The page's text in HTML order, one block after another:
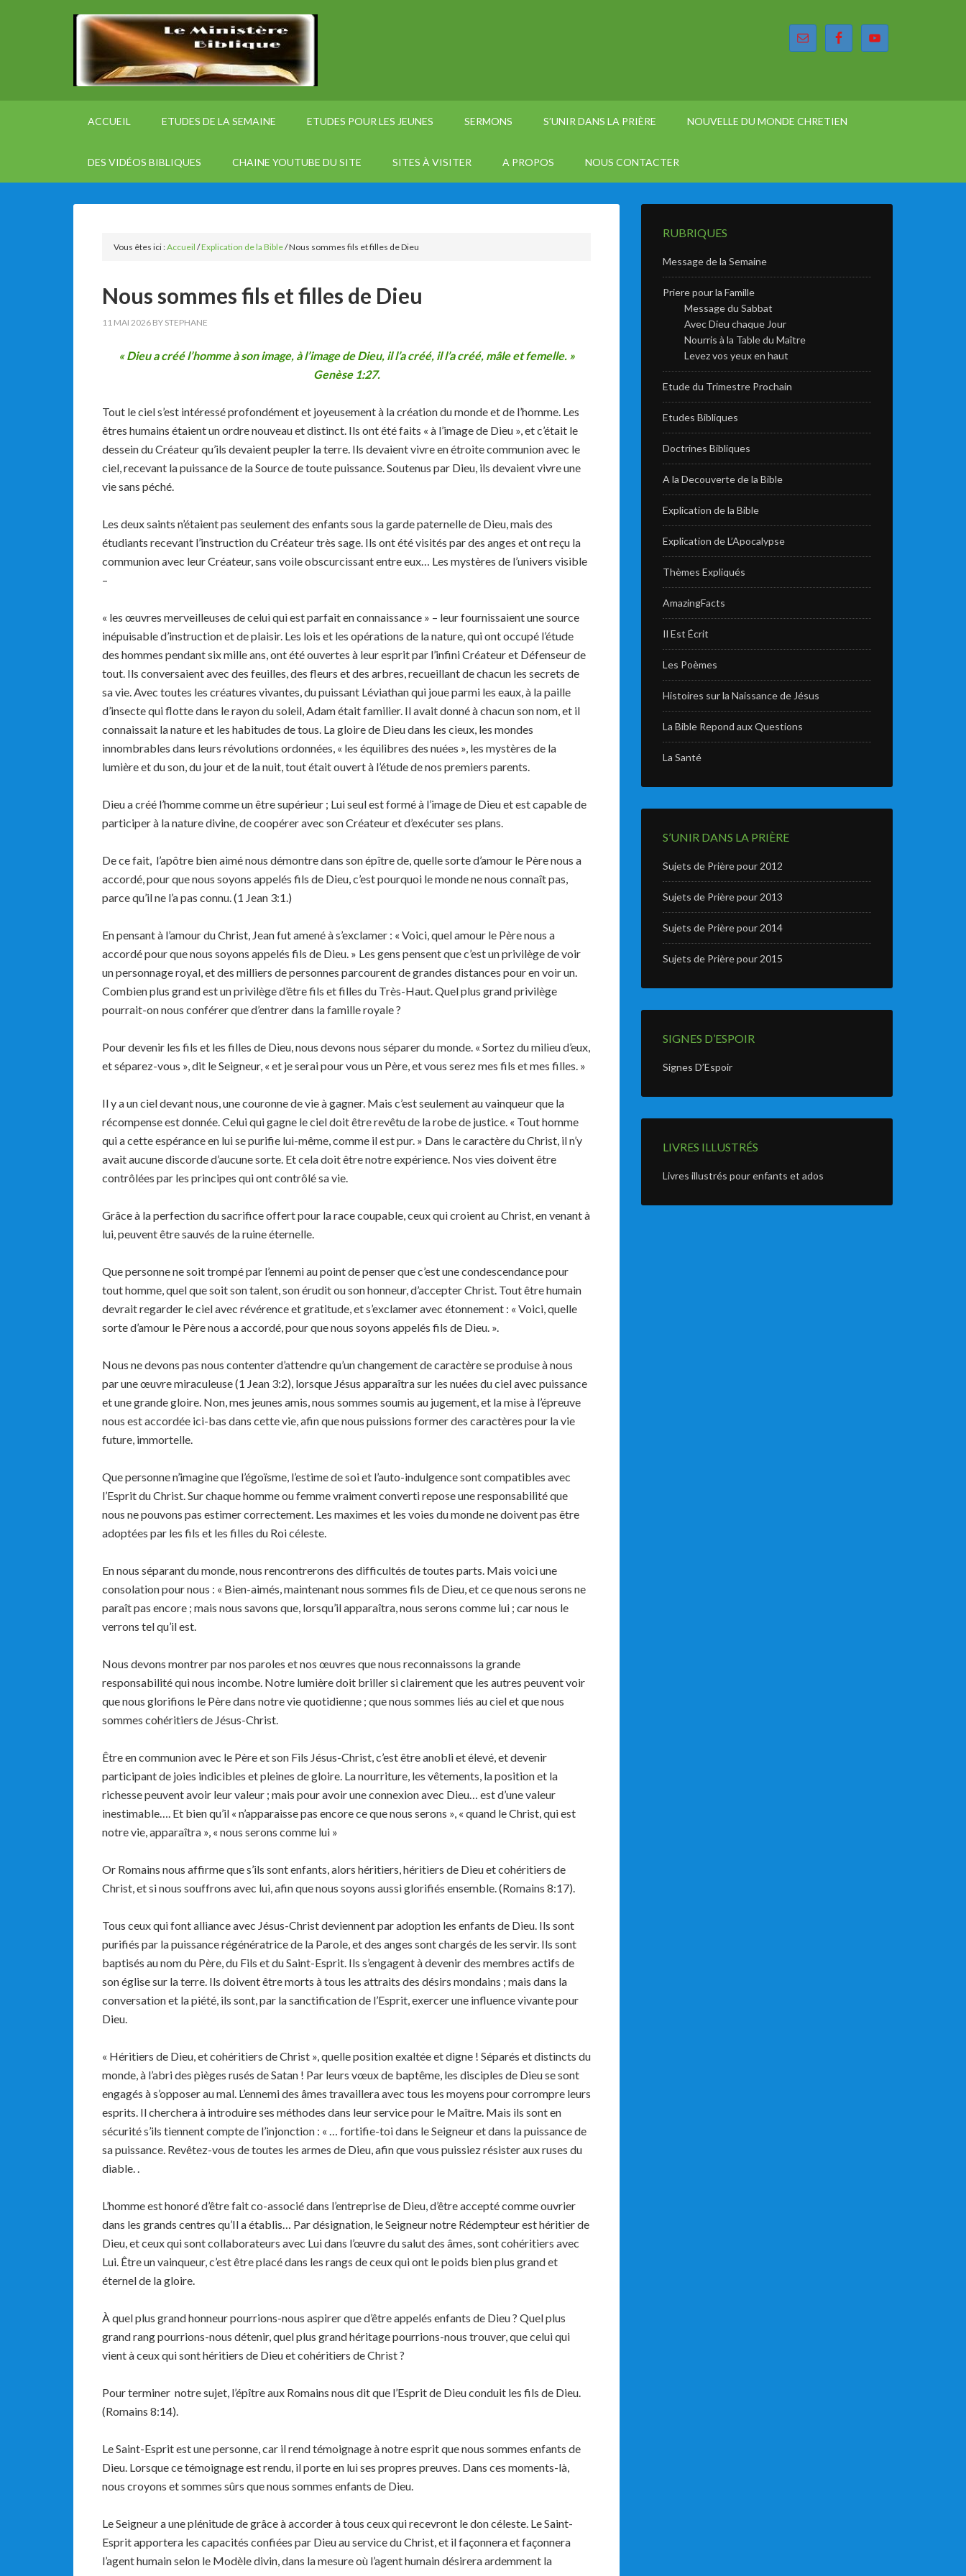
ACCUEIL ETUDES DE LA SEMAINE ETUDES POUR LES JEUNES SERMONS S’UNIR DANS LA PRIÈRE NOUVELLE DU MONDE CHRETIEN
DES VIDÉOS BIBLIQUES CHAINE YOUTUBE DU SITE SITES À VISITER A PROPOS NOUS CONTACTER
Vous êtes ici :Accueil /Explication de la Bible/Nous sommes fils et filles de Dieu
Nous sommes fils et filles de Dieu
11 MAI 2026 BY STEPHANE
« Dieu a créé l’homme à son image, à l’image de Dieu, il l’a créé, il l’a créé, mâle et femelle. »
Genèse 1:27.
Tout le ciel s’est intéressé profondément et joyeusement à la création du monde et de l’homme. Les
êtres humains étaient un ordre nouveau et distinct. Ils ont été faits « à l’image de Dieu », et c’était le
dessein du Créateur qu’ils devaient peupler la terre. Ils devaient vivre en étroite communion avec le
ciel, recevant la puissance de la Source de toute puissance. Soutenus par Dieu, ils devaient vivre une
vie sans péché.
Les deux saints n’étaient pas seulement des enfants sous la garde paternelle de Dieu, mais des
étudiants recevant l’instruction du Créateur très sage. Ils ont été visités par des anges et ont reçu la
communion avec leur Créateur, sans voile obscurcissant entre eux… Les mystères de l’univers visible
–
« les œuvres merveilleuses de celui qui est parfait en connaissance » – leur fournissaient une source
inépuisable d’instruction et de plaisir. Les lois et les opérations de la nature, qui ont occupé l’étude
des hommes pendant six mille ans, ont été ouvertes à leur esprit par l’infini Créateur et Défenseur de
tout. Ils conversaient avec des feuilles, des fleurs et des arbres, recueillant de chacun les secrets de
sa vie. Avec toutes les créatures vivantes, du puissant Léviathan qui joue parmi les eaux, à la paille
d’insecte qui flotte dans le rayon du soleil, Adam était familier. Il avait donné à chacun son nom, et il
connaissait la nature et les habitudes de tous. La gloire de Dieu dans les cieux, les mondes
innombrables dans leurs révolutions ordonnées, « les équilibres des nuées », les mystères de la
lumière et du son, du jour et de la nuit, tout était ouvert à l’étude de nos premiers parents.
Dieu a créé l’homme comme un être supérieur ; Lui seul est formé à l’image de Dieu et est capable de
participer à la nature divine, de coopérer avec son Créateur et d’exécuter ses plans.
De ce fait, l’apôtre bien aimé nous démontre dans son épître de, quelle sorte d’amour le Père nous a
accordé, pour que nous soyons appelés fils de Dieu, c’est pourquoi le monde ne nous connaît pas,
parce qu’il ne l’a pas connu. (1 Jean 3:1.)
En pensant à l’amour du Christ, Jean fut amené à s’exclamer : « Voici, quel amour le Père nous a
accordé pour que nous soyons appelés fils de Dieu. » Les gens pensent que c’est un privilège de voir
un personnage royal, et des milliers de personnes parcourent de grandes distances pour en voir un.
Combien plus grand est un privilège d’être fils et filles du Très-Haut. Quel plus grand privilège
pourrait-on nous conférer que d’entrer dans la famille royale ?
Pour devenir les fils et les filles de Dieu, nous devons nous séparer du monde. « Sortez du milieu d’eux,
et séparez-vous », dit le Seigneur, « et je serai pour vous un Père, et vous serez mes fils et mes filles. »
Il y a un ciel devant nous, une couronne de vie à gagner. Mais c’est seulement au vainqueur que la
récompense est donnée. Celui qui gagne le ciel doit être revêtu de la robe de justice. « Tout homme
qui a cette espérance en lui se purifie lui-même, comme il est pur. » Dans le caractère du Christ, il n’y
avait aucune discorde d’aucune sorte. Et cela doit être notre expérience. Nos vies doivent être
contrôlées par les principes qui ont contrôlé sa vie.
Grâce à la perfection du sacrifice offert pour la race coupable, ceux qui croient au Christ, en venant à
lui, peuvent être sauvés de la ruine éternelle.
Que personne ne soit trompé par l’ennemi au point de penser que c’est une condescendance pour
tout homme, quel que soit son talent, son érudit ou son honneur, d’accepter Christ. Tout être humain
devrait regarder le ciel avec révérence et gratitude, et s’exclamer avec étonnement : « Voici, quelle
sorte d’amour le Père nous a accordé, pour que nous soyons appelés fils de Dieu. ».
Nous ne devons pas nous contenter d’attendre qu’un changement de caractère se produise à nous
par une œuvre miraculeuse (1 Jean 3:2), lorsque Jésus apparaîtra sur les nuées du ciel avec puissance
et une grande gloire. Non, mes jeunes amis, nous sommes soumis au jugement, et la mise à l’épreuve
nous est accordée ici-bas dans cette vie, afin que nous puissions former des caractères pour la vie
future, immortelle.
Que personne n’imagine que l’égoïsme, l’estime de soi et l’auto-indulgence sont compatibles avec
l’Esprit du Christ. Sur chaque homme ou femme vraiment converti repose une responsabilité que
nous ne pouvons pas estimer correctement. Les maximes et les voies du monde ne doivent pas être
adoptées par les fils et les filles du Roi céleste.
En nous séparant du monde, nous rencontrerons des difficultés de toutes parts. Mais voici une
consolation pour nous : « Bien-aimés, maintenant nous sommes fils de Dieu, et ce que nous serons ne
paraît pas encore ; mais nous savons que, lorsqu’il apparaîtra, nous serons comme lui ; car nous le
verrons tel qu’il est.
Nous devons montrer par nos paroles et nos œuvres que nous reconnaissons la grande
responsabilité qui nous incombe. Notre lumière doit briller si clairement que les autres peuvent voir
que nous glorifions le Père dans notre vie quotidienne ; que nous sommes liés au ciel et que nous
sommes cohéritiers de Jésus-Christ.
Être en communion avec le Père et son Fils Jésus-Christ, c’est être anobli et élevé, et devenir
participant de joies indicibles et pleines de gloire. La nourriture, les vêtements, la position et la
richesse peuvent avoir leur valeur ; mais pour avoir une connexion avec Dieu… est d’une valeur
inestimable…. Et bien qu’il « n’apparaisse pas encore ce que nous serons », « quand le Christ, qui est
notre vie, apparaîtra », « nous serons comme lui »
Or Romains nous affirme que s’ils sont enfants, alors héritiers, héritiers de Dieu et cohéritiers de
Christ, et si nous souffrons avec lui, afin que nous soyons aussi glorifiés ensemble. (Romains 8:17).
Tous ceux qui font alliance avec Jésus-Christ deviennent par adoption les enfants de Dieu. Ils sont
purifiés par la puissance régénératrice de la Parole, et des anges sont chargés de les servir. Ils sont
baptisés au nom du Père, du Fils et du Saint-Esprit. Ils s’engagent à devenir des membres actifs de
son église sur la terre. Ils doivent être morts à tous les attraits des désirs mondains ; mais dans la
conversation et la piété, ils sont, par la sanctification de l’Esprit, exercer une influence vivante pour
Dieu.
« Héritiers de Dieu, et cohéritiers de Christ », quelle position exaltée et digne ! Séparés et distincts du
monde, à l’abri des pièges rusés de Satan ! Par leurs vœux de baptême, les disciples de Dieu se sont
engagés à s’opposer au mal. L’ennemi des âmes travaillera avec tous les moyens pour corrompre leurs
esprits. Il cherchera à introduire ses méthodes dans leur service pour le Maître. Mais ils sont en
sécurité s’ils tiennent compte de l’injonction : « … fortifie-toi dans le Seigneur et dans la puissance de
sa puissance. Revêtez-vous de toutes les armes de Dieu, afin que vous puissiez résister aux ruses du
diable. .
L’homme est honoré d’être fait co-associé dans l’entreprise de Dieu, d’être accepté comme ouvrier
dans les grands centres qu’Il a établis… Par désignation, le Seigneur notre Rédempteur est héritier de
Dieu, et ceux qui sont collaborateurs avec Lui dans l’œuvre du salut des âmes, sont cohéritiers avec
Lui. Être un vainqueur, c’est être placé dans les rangs de ceux qui ont le poids bien plus grand et
éternel de la gloire.
À quel plus grand honneur pourrions-nous aspirer que d’être appelés enfants de Dieu ? Quel plus
grand rang pourrions-nous détenir, quel plus grand héritage pourrions-nous trouver, que celui qui
vient à ceux qui sont héritiers de Dieu et cohéritiers de Christ ?
Pour terminer notre sujet, l’épître aux Romains nous dit que l’Esprit de Dieu conduit les fils de Dieu.
(Romains 8:14).
Le Saint-Esprit est une personne, car il rend témoignage à notre esprit que nous sommes enfants de
Dieu. Lorsque ce témoignage est rendu, il porte en lui ses propres preuves. Dans ces moments-là,
nous croyons et sommes sûrs que nous sommes enfants de Dieu.
Le Seigneur a une plénitude de grâce à accorder à tous ceux qui recevront le don céleste. Le Saint-
Esprit apportera les capacités confiées par Dieu au service du Christ, et il façonnera et façonnera
l’agent humain selon le Modèle divin, dans la mesure où l’agent humain désirera ardemment la
RUBRIQUES
Message de la Semaine
Priere pour la Famille
Message du Sabbat
Avec Dieu chaque Jour
Nourris à la Table du Maître
Levez vos yeux en haut
Etude du Trimestre Prochain
Etudes Bibliques
Doctrines Bibliques
A la Decouverte de la Bible
Explication de la Bible
Explication de L’Apocalypse
Thèmes Expliqués
AmazingFacts
Il Est Écrit
Les Poèmes
Histoires sur la Naissance de Jésus
La Bible Repond aux Questions
La Santé
S’UNIR DANS LA PRIÈRE
Sujets de Prière pour 2012
Sujets de Prière pour 2013
Sujets de Prière pour 2014
Sujets de Prière pour 2015
SIGNES D’ESPOIR
Signes D’Espoir
LIVRES ILLUSTRÉS
Livres illustrés pour enfants et ados